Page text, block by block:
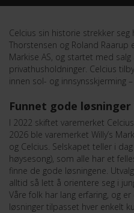
Celcius sin historie strekker
Thorstensen og Roland Raarup
Markise AS, og startet med
privathusholdninger. Celcius
innen sol- og innsynsskjerming
Funnet gode løsninger
I 2022 skiftet varemerket
2026 ble varemerket Willy’s
og Celcius. Selskapet teller i
høysesong), som alle har et
finne de gode løsningene.
alltid så lett å orientere seg i
Våre folk har lang erfaring, og
løsninger tilpasset hver enkelt